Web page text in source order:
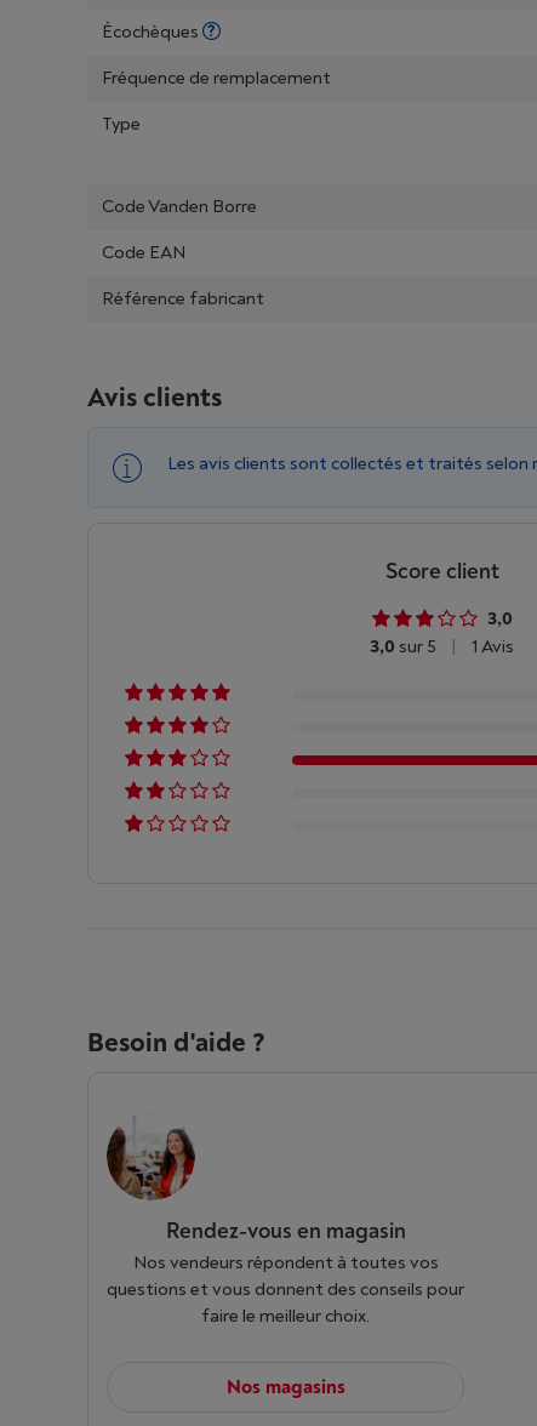
Écochèques
Fréquence de remplacement
Type
Code Vanden Borre
Code EAN
Référence fabricant
Avis clients
Les avis clients sont collectés et traités selon
Score client
3,0
3,0 sur 5 | 1 Avis
Besoin d'aide ?
Rendez-vous en magasin
Nos vendeurs répondent à toutes vos
questions et vous donnent des conseils pour
faire le meilleur choix.
Nos magasins